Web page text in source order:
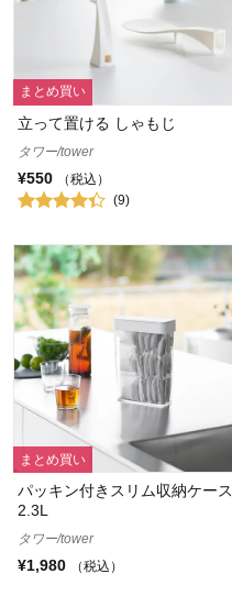
まとめ買い
立って置ける しゃもじ
タワー/tower
¥550
（税込）
(9)
まとめ買い
パッキン付きスリム収納ケース
2.3L
タワー/tower
¥1,980 （税込）